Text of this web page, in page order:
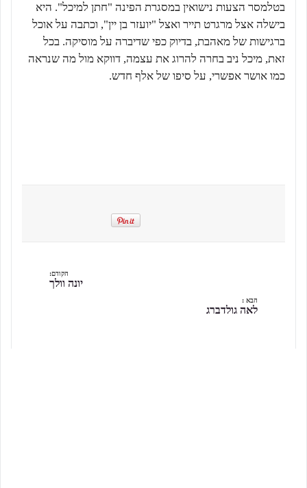
בטלמסר הצעות נישואין במסגרת הפינה "חתן למיכל". היא
בישלה אצל מרגרט תייר ואצל "יועזר בן יין", וכתבה על אוכל
ברגישות של מאהבת, בדיוק כפי שדיברה על מוסיקה. בכל
זאת, מיכל ניב בחרה להרוג את עצמה, דווקא מול מה שנראה
כמו אושר אפשרי, על סיפו של אלף חדש.
הקודם:
יונה וולך
הבא :
לאה גולדברג